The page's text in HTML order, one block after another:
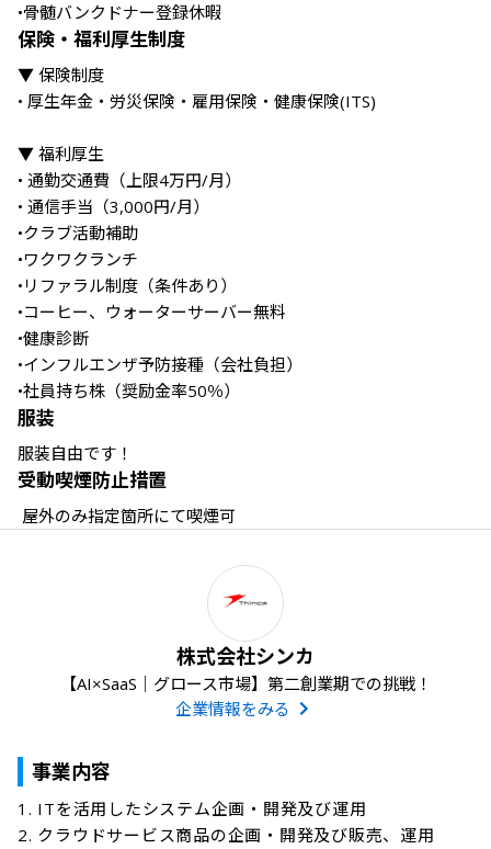
•骨髄バンクドナー登録休暇
保険・福利厚生制度
▼ 保険制度
• 厚生年金・労災保険・雇用保険・健康保険(ITS)
▼ 福利厚生
• 通勤交通費（上限4万円/月）
• 通信手当（3,000円/月）
•クラブ活動補助
•ワクワクランチ
•リファラル制度（条件あり）
•コーヒー、ウォーターサーバー無料
•健康診断
•インフルエンザ予防接種（会社負担）
•社員持ち株（奨励金率50％）
服装
服装自由です！
受動喫煙防止措置
株式会社シンカ
【AI×SaaS｜グロース市場】第二創業期での挑戦！
企業情報をみる
事業内容
1. ITを活用したシステム企画・開発及び運用
2. クラウドサービス商品の企画・開発及び販売、運用